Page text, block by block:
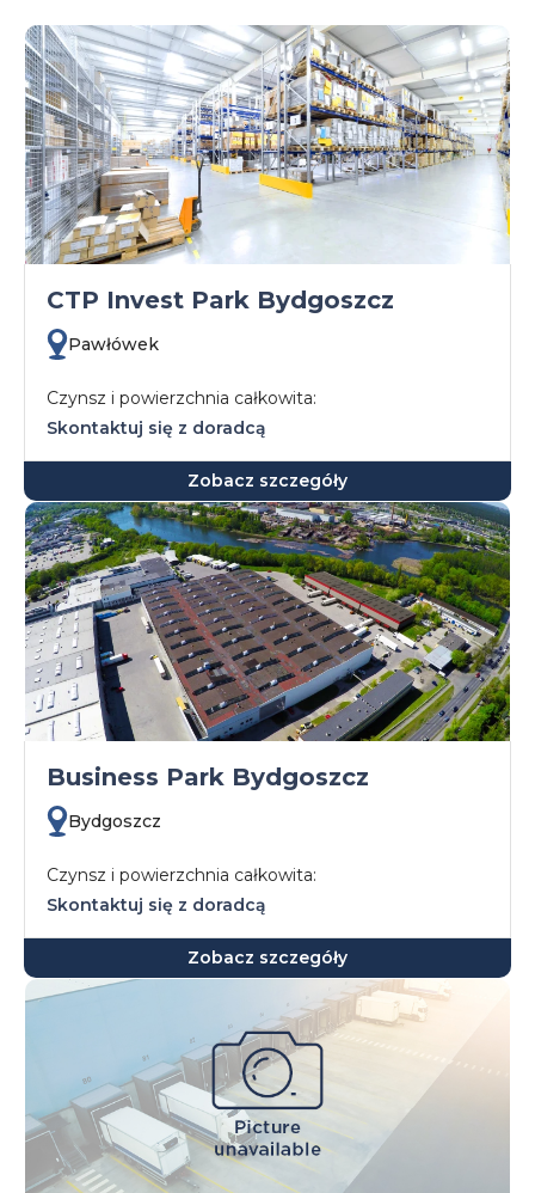
CTP Invest Park Bydgoszcz
Pawłówek
Czynsz i powierzchnia całkowita:
Skontaktuj się z doradcą
Zobacz szczegóły
Business Park Bydgoszcz
Bydgoszcz
Czynsz i powierzchnia całkowita:
Skontaktuj się z doradcą
Zobacz szczegóły